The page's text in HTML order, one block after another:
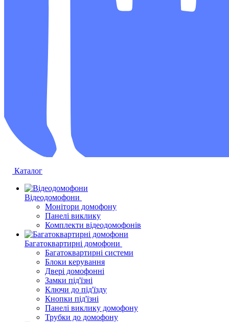
Каталог
Відеодомофони
Монітори домофону
Панелі виклику
Комплекти відеодомофонів
Багатоквартирні домофони
Багатоквартирні системи
Блоки керування
Двері домофонні
Замки під'їзні
Ключи до під'їзду
Кнопки під'їзні
Панелі виклику домофону
Трубки до домофону